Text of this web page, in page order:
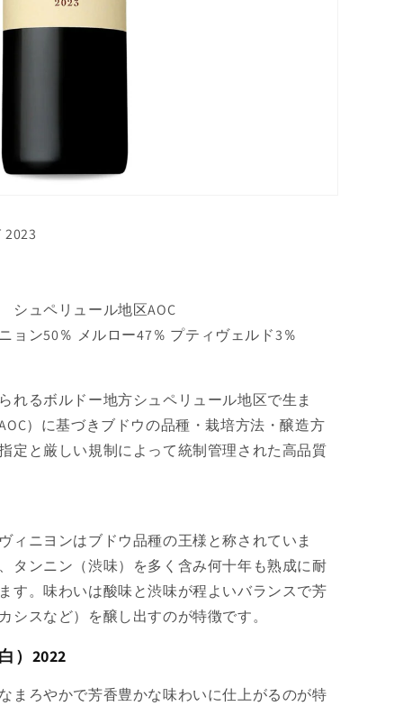
2023
ュペリュール地区AOC
ョン50％ メルロー47％ プティヴェルド3％
れるボルドー地方シュペリュール地区で生ま
）に基づきブドウの品種・栽培方法・醸造方
定と厳しい規制によって統制管理された高品質
ィニヨンはブドウ品種の王様と称されていま
タンニン（渋味）を多く含み何十年も熟成に耐
す。味わいは酸味と渋味が程よいバランスで芳
シスなど）を醸し出すのが特徴です。
）2022
まろやかで芳香豊かな味わいに仕上がるのが特